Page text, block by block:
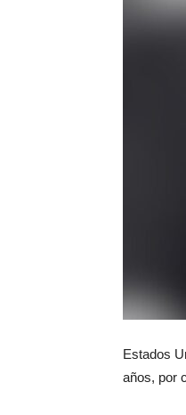
Estados
años, por